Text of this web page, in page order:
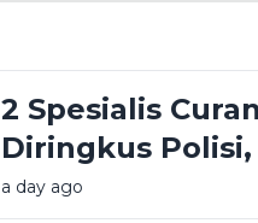
2 Spesialis
Diringkus Polisi,
a day ago